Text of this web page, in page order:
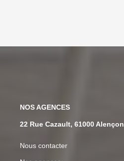
NOS AGENCES
22 Rue Cazault, 61000 Alençon
Nous contacter